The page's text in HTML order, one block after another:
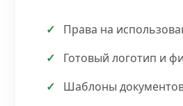
Права на
Готовый логотип и
Шаблоны